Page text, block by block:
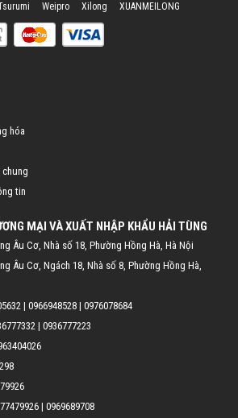
Weipro Xilong XUANMEILONG
hóa
chung
tin
MẠI VÀ XUẤT NHẬP KHẨU HẢI TÙNG
Âu Cơ, Nhà số 18, Phường Hồng Hà, Hà Nội
Âu Cơ, Ngách 18, Nhà số 8, Phường Hồng Hà,
| 0966948528 | 0976078684
| 0936777223
| 0969689708